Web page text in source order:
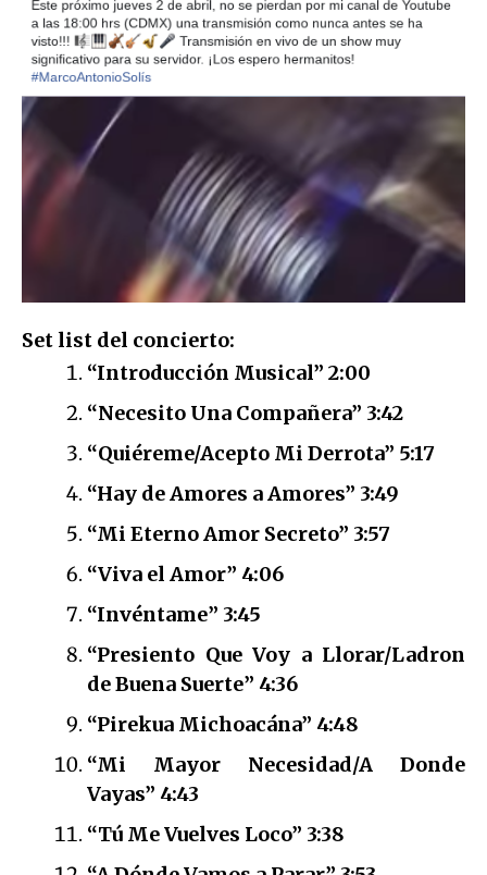
Set list del concierto:
“Introducción Musical” 2:00
“Necesito Una Compañera” 3:42
“Quiéreme/Acepto Mi Derrota” 5:17
“Hay de Amores a Amores” 3:49
“Mi Eterno Amor Secreto” 3:57
“Viva el Amor” 4:06
“Invéntame” 3:45
“Presiento Que Voy a Llorar/Ladron
de Buena Suerte” 4:36
“Pirekua Michoacána” 4:48
“Mi Mayor Necesidad/A Donde
Vayas” 4:43
“Tú Me Vuelves Loco” 3:38